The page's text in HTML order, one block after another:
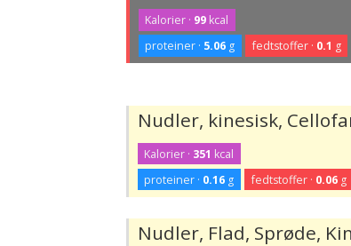
Kalorier · 99 kcal
proteiner · 5.06 g fedtstoffer · 0.1 g
Nudler, kinesisk,
Kalorier · 351 kcal
proteiner · 0.16 g fedtstoffer · 0.06g
Nudler, Flad, Sprøde,